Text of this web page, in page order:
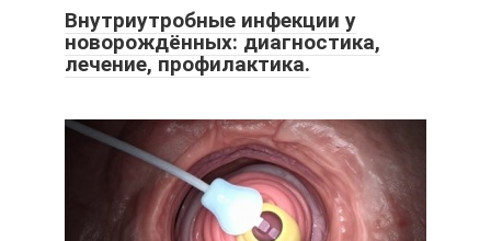
Внутриутробные инфекции у
новорождённых: диагностика,
лечение, профилактика.